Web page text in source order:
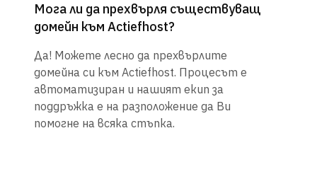
Мога ли да прехвърля съществуващ
домейн към Actiefhost?
Да! Можете лесно да прехвърлите
домейна си към Actiefhost. Процесът е
автоматизиран и нашият екип за
поддръжка е на разположение да Ви
помогне на всяка стъпка.